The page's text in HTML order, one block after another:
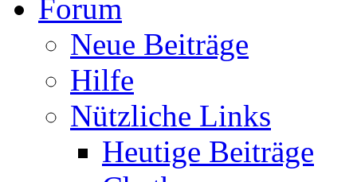
Forum
Neue Beiträge
Hilfe
Nützliche Links
Heutige Beiträge